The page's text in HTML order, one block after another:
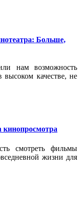
Больше,
нам возможность
высоком качестве, не
смотреть фильмы
жизни для